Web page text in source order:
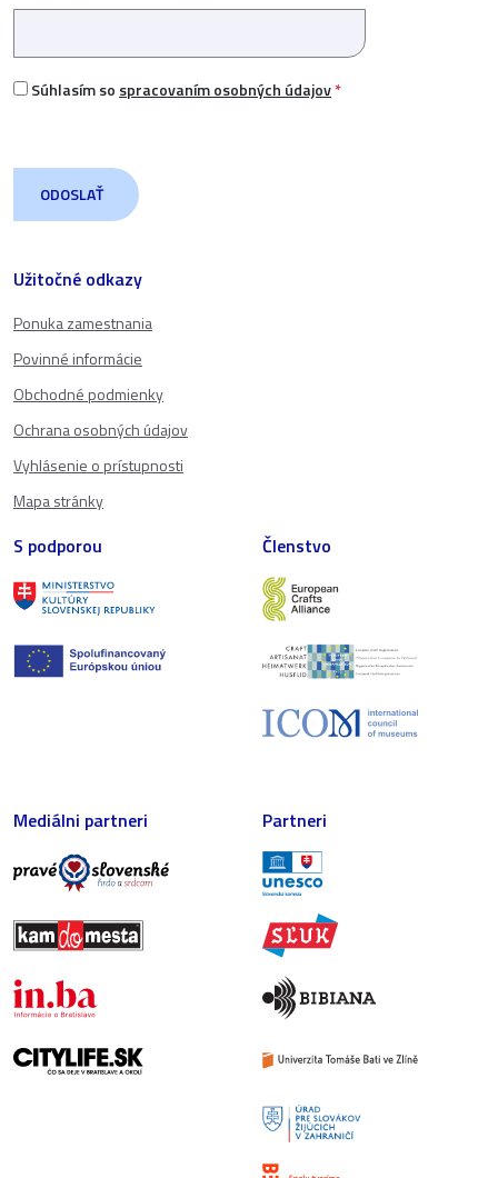
Užitočné odkazy
Ponuka zamestnania
Povinné informácie
Obchodné podmienky
Ochrana osobných údajov
Vyhlásenie o prístupnosti
Mapa stránky
Súhlasím so spracovaním osobných údajov*
S podporou Členstvo
Mediálni partneri Partneri